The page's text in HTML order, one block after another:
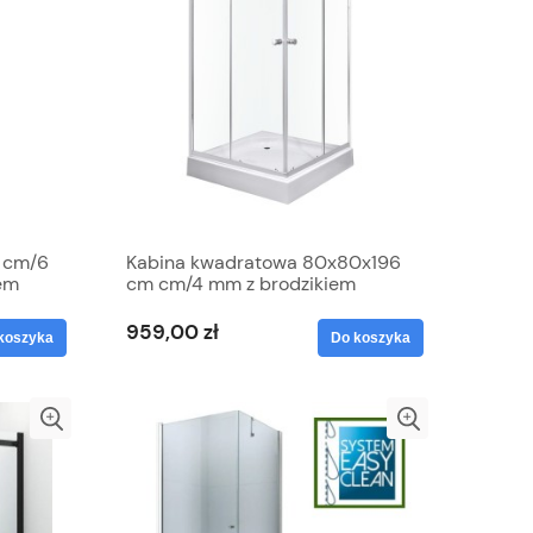
6
Kabina kwadratowa 80x80x196
cm cm/4 mm z brodzikiem
959,00 zł Do koszyka